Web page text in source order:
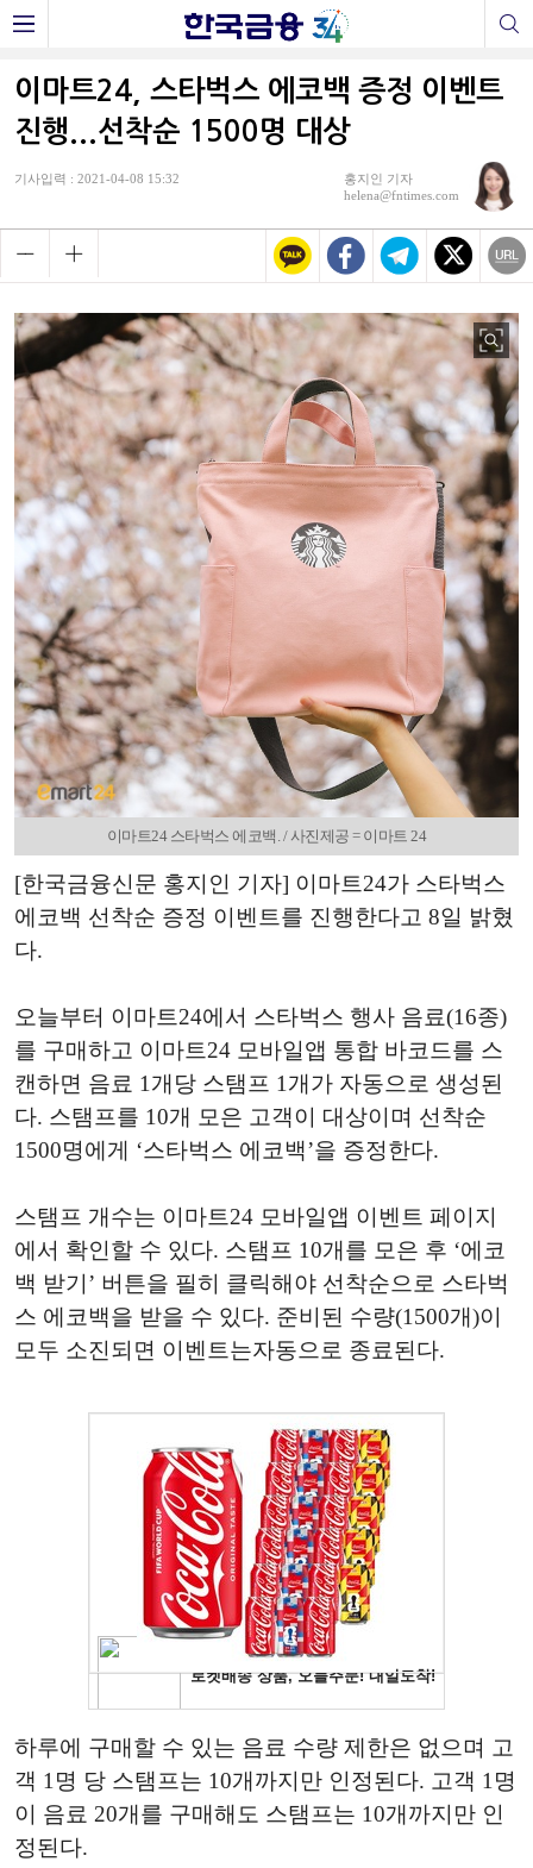
이마트24, 스타벅스 에코백 증정 이벤트
진행...선착순 1500명 대상
기사입력 : 2021-04-08 15:32
홍지인 기자
helena@fntimes.com
이마트24 스타벅스 에코백. / 사진제공 = 이마트 24
[한국금융신문 홍지인 기자] 이마트24가 스타벅스
에코백 선착순 증정 이벤트를 진행한다고 8일 밝혔
다.
오늘부터 이마트24에서 스타벅스 행사 음료(16종)
를 구매하고 이마트24 모바일앱 통합 바코드를 스
캔하면 음료 1 개당 스탬프 1 개가 자동으로 생성된
다. 스탬프를 10개 모은 고객이 대상이며 선착순
1500명에게 ‘스타벅스 에코백’을 증정한다.
스탬프 개수는 이마트24 모바일앱 이벤트 페이지
에서 확인할 수 있다. 스탬프 10개를 모은 후 ‘에코
백 받기 ’ 버튼을 필히 클릭해야 선착순으로 스타벅
스 에코백을 받을 수 있다. 준비된 수량(1500개)이
모두 소진되면 이벤트는자동으로 종료된다.
하루에 구매할 수 있는 음료 수량 제한은 없으며 고
객 1 명 당 스탬프는 10개까지만 인정된다. 고객 1 명
이
음료 20개를 구매해도 스탬프는 10개까지만 인
정된다.